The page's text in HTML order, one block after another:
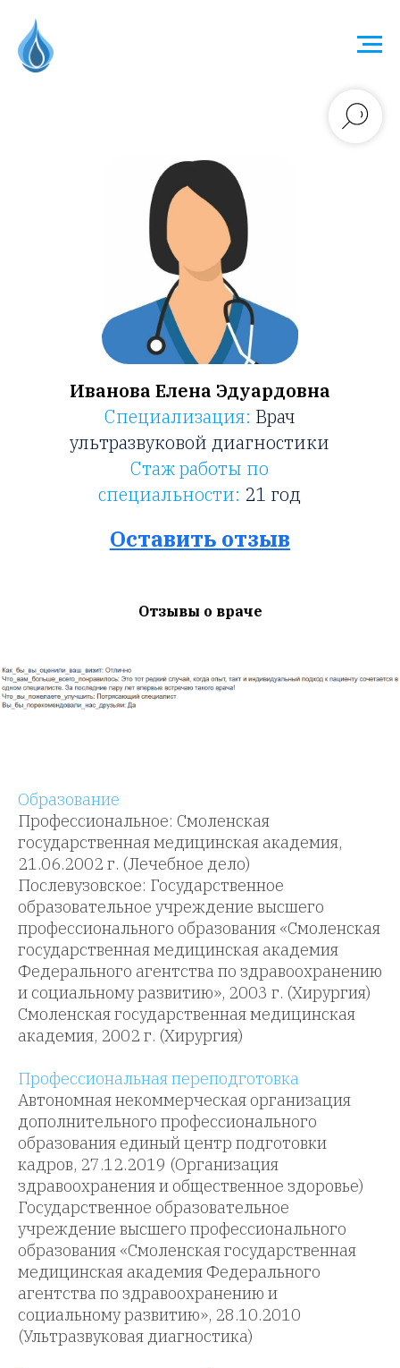
Иванова Елена Эдуардовна
Специализация: Врач
ультразвуковой диагностики
Стаж работы по
специальности: 21 год
Оставить отзыв
Отзывы о враче
Образование
Профессиональное: Смоленская
государственная медицинская академия,
21.06.2002 г. (Лечебное дело)
Послевузовское: Государственное
образовательное учреждение высшего
профессионального образования «Смоленская
государственная медицинская академия
Федерального агентства по здравоохранению
и социальному развитию», 2003 г. (Хирургия)
Смоленская государственная медицинская
академия, 2002 г. (Хирургия)
Профессиональная переподготовка
Автономная некоммерческая организация
дополнительного профессионального
образования единый центр подготовки
кадров, 27.12.2019 (Организация
здравоохранения и общественное здоровье)
Государственное образовательное
учреждение высшего профессионального
образования «Смоленская государственная
медицинская академия Федерального
агентства по здравоохранению и
социальному развитию», 28.10.2010
(Ультразвуковая диагностика)